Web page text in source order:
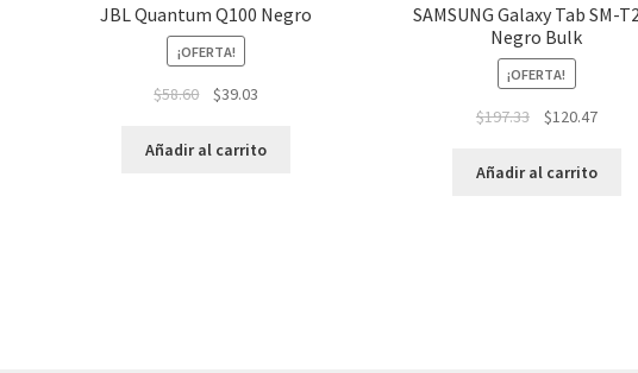
JBL Quantum Q100 Negro
¡OFERTA!
$58.60 $39.03
Añadir al carrito
SAMSUNG Galaxy Tab SM-
Negro Bulk
¡OFERTA!
$197.33 $120.47
Añadir al carrito